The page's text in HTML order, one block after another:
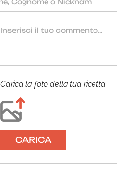
Carica la foto della tua ricetta
CARICA